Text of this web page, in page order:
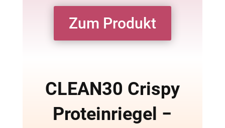
Zum Produkt
CLEAN30 Crispy
Prote­in­riegel −